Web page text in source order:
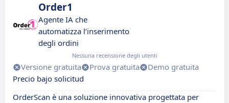
Order1
Agente IA che
automatizza l’inserimento
degli ordini
Nessuna recensione degli utenti
Versione gratuita Prova gratuita
Demo gratuita
Precio bajo solicitud
OrderScan è una soluzione innovativa progettata per